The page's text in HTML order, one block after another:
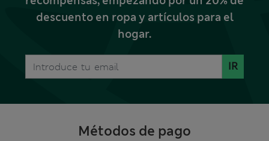
descuento en ropa y artículos para el
hogar.
IR
Métodos de pago